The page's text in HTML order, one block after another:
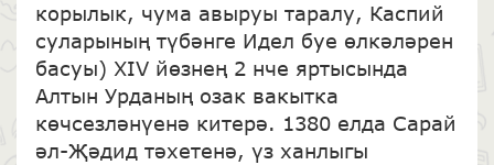
корылык, чума авыруы таралу, Каспий
суларының түбәнге Идел буе өлкәләрен
басуы) XIV йөзнең 2 нче яртысында
Алтын Урданың озак вакытка
көчсезләнүенә китерә. 1380 елда Сарай
әл-Җәдид тәхетенә, үз ханлыгы